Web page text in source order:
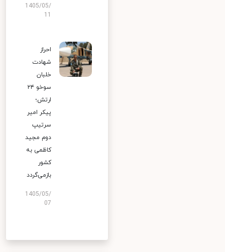
1405/05/
احراز
شهادت
خلبان
سوخو ۲۴
ارتش؛
پیکر امیر
سرتیپ
دوم مجید
کاظمی به
کشور
بازمی‌گردد
1405/05/
07